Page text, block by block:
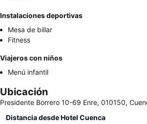
Instalaciones deportivas
Mesa de billar
Fitness
Viajeros con niños
Menú infantil
Ubicación
Presidente Borrero 10-69 Enre, 010150,
Distancia desde Hotel Cuenca